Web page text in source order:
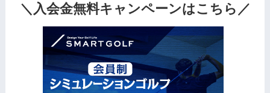
＼入会金無料キャンペーンはこちら／